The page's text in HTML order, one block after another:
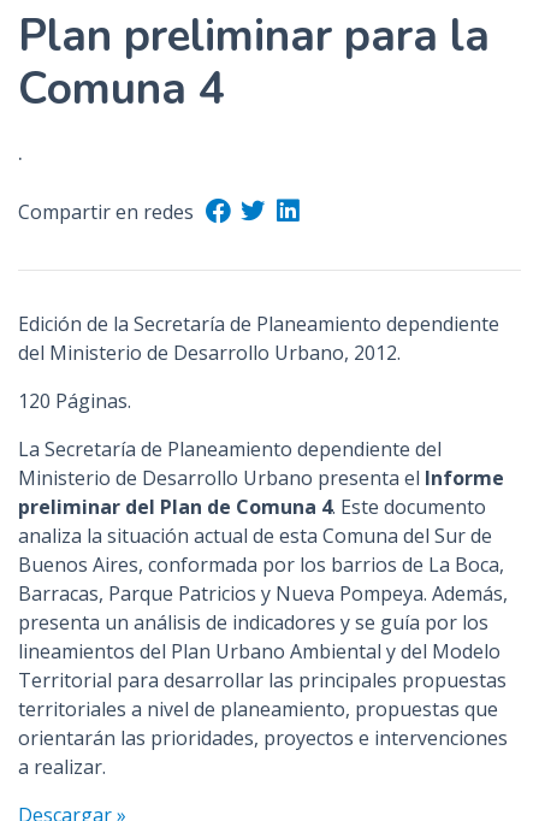
Plan preliminar para la
Comuna 4
.
Compartir en redes
Edición de la Secretaría de Planeamiento dependiente
del Ministerio de Desarrollo Urbano, 2012.
120 Páginas.
La Secretaría de Planeamiento dependiente del
Ministerio de Desarrollo Urbano presenta el Informe
preliminar del Plan de Comuna 4. Este documento
analiza la situación actual de esta Comuna del Sur de
Buenos Aires, conformada por los barrios de La Boca,
Barracas, Parque Patricios y Nueva Pompeya. Además,
presenta un análisis de indicadores y se guía por los
lineamientos del Plan Urbano Ambiental y del Modelo
Territorial para desarrollar las principales propuestas
territoriales a nivel de planeamiento, propuestas que
orientarán las prioridades, proyectos e intervenciones
a realizar.
Descargar »